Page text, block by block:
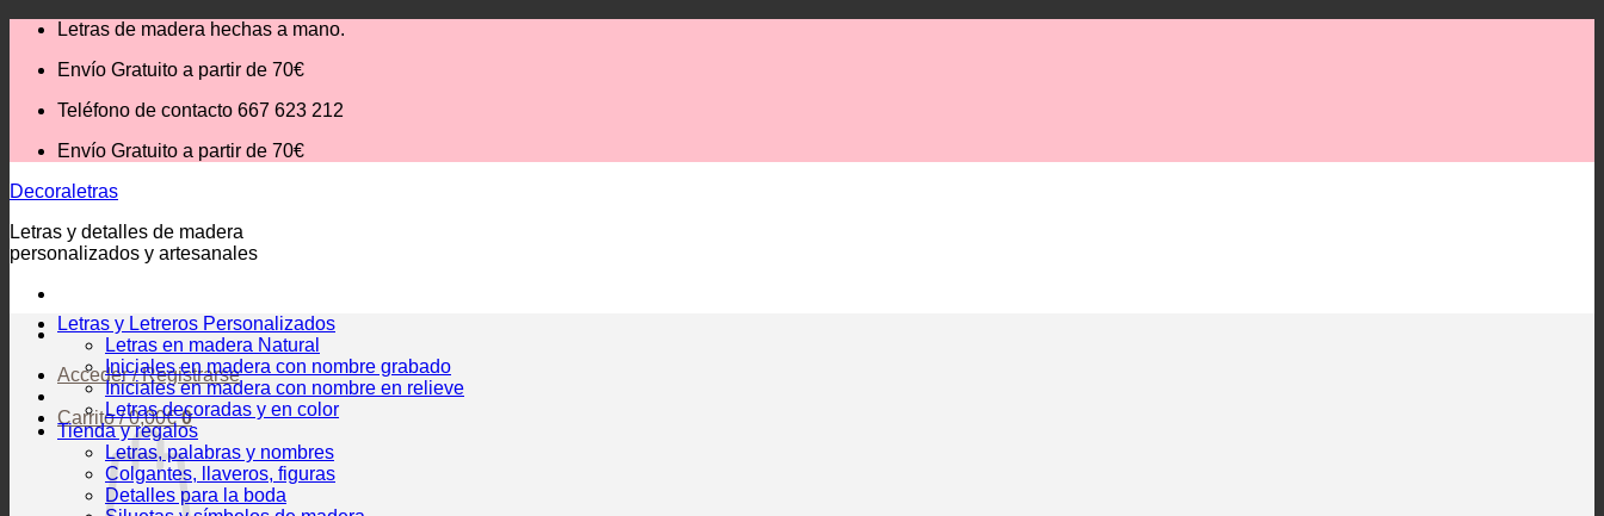
Saltar
contenido
Letras de madera hechas a mano.
Envío Gratuito a partir de 70€
Teléfono de contacto 667 623 212
Envío Gratuito a partir de 70€
Decoraletras
Letras y detalles de madera
personalizados y artesanales
Acceder / Registrarse
Carrito /0,00€ 0
Letras y Letreros Personalizados
Letras en madera Natural
Iniciales en madera con nombre grabado
Iniciales en madera con nombre en relieve
Letras decoradas y en color
Tienda y regalos
Letras, palabras y nombres
Colgantes, llaveros, figuras
Detalles para la boda